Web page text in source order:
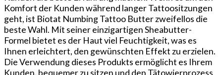
Komfort der Kunden während langer Tattoositzungen
geht, ist Biotat Numbing Tattoo Butter zweifellos die
beste Wahl. Mit seiner einzigartigen Sheabutter-
Formel bietet es der Haut viel Feuchtigkeit, was es
Ihnen erleichtert, den gewünschten Effekt zu erzielen.
Die Verwendung dieses Produkts ermöglicht es Ihrem
Kunden, bequemer zu sitzen und den Tätowierprozess